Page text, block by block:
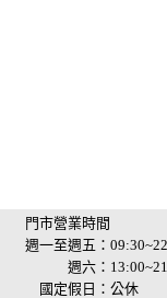
門市營業時間
週一至週五：
週六：
國定假日：公休